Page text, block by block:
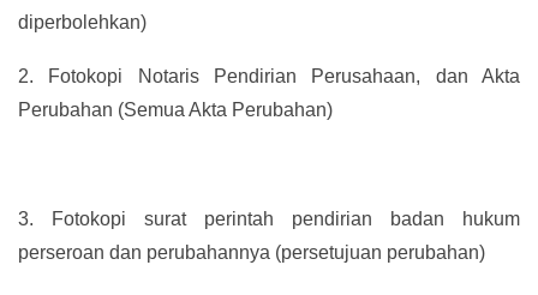
diperbolehkan)
2.
Fotokopi Notaris Pendirian Perusahaan, dan Akta
Perubahan (Semua Akta Perubahan)
3.
Fotokopi surat perintah pendirian badan hukum
perseroan dan perubahannya (persetujuan perubahan)